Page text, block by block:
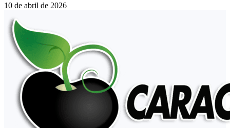
10 de abril de 2026